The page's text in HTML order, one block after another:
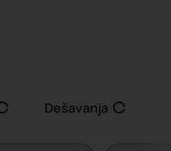
Dešavanja